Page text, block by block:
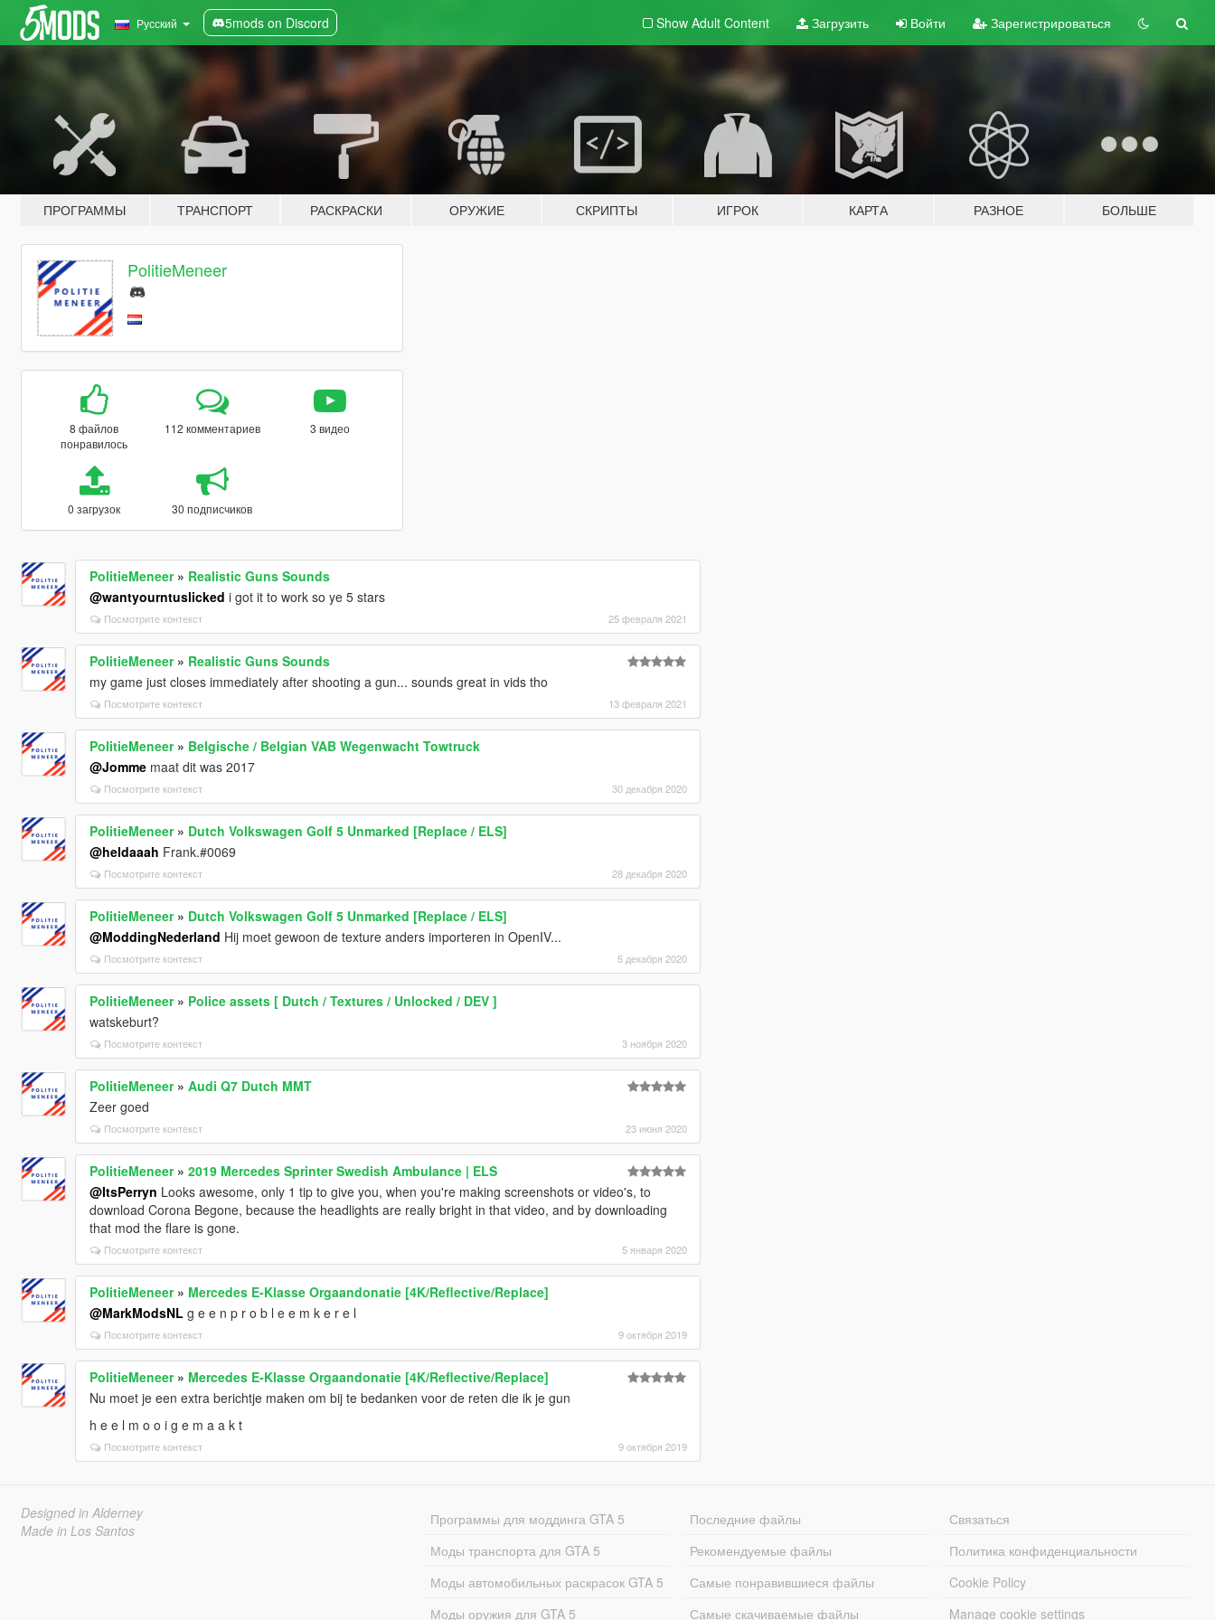
Русский 5mods on Discord Show Adult Content Загрузить Войти Зарегистрироваться
ПРОГРАММЫ ТРАНСПОРТ РАСКРАСКИ ОРУЖИЕ СКРИПТЫ ИГРОК КАРТА РАЗНОЕ БОЛЬШЕ
PolitieMeneer
8 файлов
понравилось
112 комментариев 3 видео
0 загрузок 30 подписчиков
PolitieMeneer» Realistic Guns Sounds
@wantyourntuslicked i got it to work so ye 5 stars
Посмотрите контекст 25 февраля 2021
PolitieMeneer» Realistic Guns Sounds
my game just closes immediately after shooting a gun... sounds great in vids tho
Посмотрите контекст 13 февраля 2021
PolitieMeneer» Belgische / Belgian VAB Wegenwacht Towtruck
@Jommemaat dit was 2017
Посмотрите контекст 30 декабря 2020
PolitieMeneer» Dutch Volkswagen Golf 5 Unmarked [Replace / ELS]
@heldaaah Frank.#0069
Посмотрите контекст 28 декабря 2020
PolitieMeneer» Dutch Volkswagen Golf 5 Unmarked [Replace / ELS]
@ModdingNederland Hij moet gewoon de texture anders importeren in OpenIV...
Посмотрите контекст 5 декабря 2020
PolitieMeneer» Police assets [ Dutch / Textures / Unlocked / DEV ]
watskeburt?
Посмотрите контекст 3 ноября 2020
PolitieMeneer» Audi Q7 Dutch MMT
Zeer goed
Посмотрите контекст 23 июня 2020
PolitieMeneer» 2019 Mercedes Sprinter Swedish Ambulance | ELS
@ItsPerryn Looks awesome, only 1 tip to give you, when you're making screenshots or video's, to
download Corona Begone, because the headlights are really bright in that video, and by downloading
that mod the flare is gone.
Посмотрите контекст 5 января 2020
PolitieMeneer» Mercedes E-Klasse Orgaandonatie [4K/Reflective/Replace]
@MarkModsNL g e e n p r o b l e e m k e r e l
Посмотрите контекст 9 октября 2019
PolitieMeneer» Mercedes E-Klasse Orgaandonatie [4K/Reflective/Replace]
Nu moet je een extra berichtje maken om bij te bedanken voor de reten die ik je gun
h e e l m o o i g e m a a k t
Посмотрите контекст 9 октября 2019
Designed in Alderney
Made in Los Santos
Программы для моддинга GTA 5
Моды транспорта для GTA 5
Моды автомобильных раскрасок GTA 5
Моды оружия для GTA 5
Последние файлы
Рекомендуемые файлы
Самые понравившиеся файлы
Самые скачиваемые файлы
Связаться
Политика конфиденциальности
Cookie Policy
Manage cookie settings